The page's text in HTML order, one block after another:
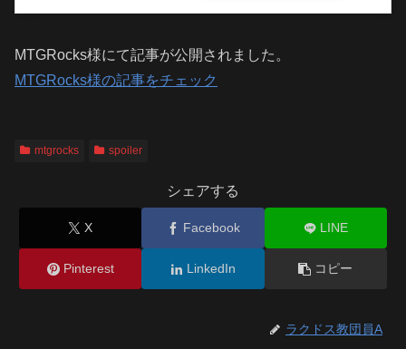
MTGRocks様にて記事が公開されました。
MTGRocks様の記事をチェック
mtgrocks spoiler
シェアする
X Facebook LINE
Pinterest LinkedIn コピー
ラクドス教団員A